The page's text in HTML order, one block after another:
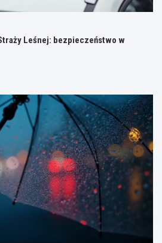
Leśnej: bezpieczeństwo w